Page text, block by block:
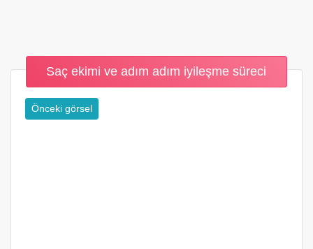
Saç ekimi ve adım adım iyileşme süreci
Önceki görsel